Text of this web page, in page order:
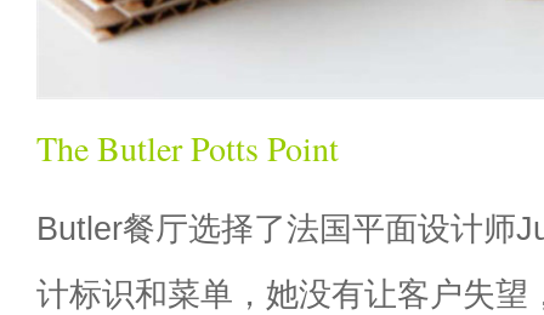
The Butler Potts Point
Butler餐厅选择了法国平面设计师
计标识和菜单，她没有让客户失望